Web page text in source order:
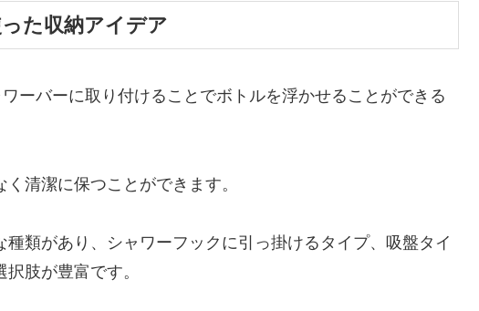
た収納アイデア
ーバーに取り付けることでボトルを浮かせることができる
清潔に保つことができます。
類があり、シャワーフックに引っ掛けるタイプ、吸盤タイ
肢が豊富です。